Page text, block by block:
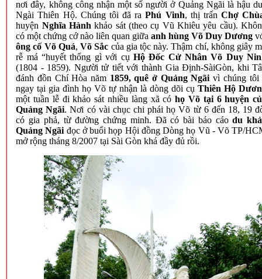
nơi đây, không công nhận một số người ở Quảng Ngãi là hậu
Ngài Thiên Hộ. Chúng tôi đã raPhú Vinh, thị trấnChợ
huyện Nghĩa Hành khảo sát (theo cụ Vũ Khiêu yêu cầu).
có một chứng cớ nào liên quan giữa anh hùng Võ Duy Dương
ông cố Võ Quá,Võ Sắc của gia tộc này. Thậm chí, không giây
rễ má “huyết thống gì với cụ Hộ Đốc Cử Nhân Võ Duy
(1804 - 1859). Người tử tiết với thành Gia Định-SàiGòn, khi
đánh đồn Chí Hòa năm 1859, quê ở Quảng Ngãi vì chúng tôi
ngay tại gia đình họ Võ tự nhận là dòng dõi cụ Thiên Hộ
một tuần lễ đi khảo sát nhiều làng xã cóhọ Võ tại 6 huyện
Quảng Ngãi. Nơi có vài chục chi phái họ Võ từ 6 đến 18, 19
có gia phả, từ đường chứng minh. Đã có bài báo cáodu
Quảng Ngãi đọc ở buổi họp Hội đồng Dòng họ Vũ - Võ TP/
mở rộng tháng 8/2007 tại Sài Gòn khá đầy đủ rồi.